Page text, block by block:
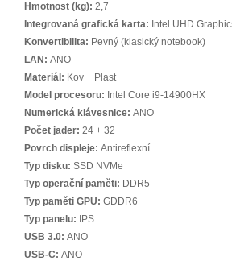
Hmotnost (kg): 2,7
Integrovaná grafická karta: Intel UHD
Konvertibilita: Pevný (klasický notebook)
LAN: ANO
Materiál: Kov + Plast
Model procesoru: Intel Core i9-14900HX
Numerická klávesnice: ANO
Počet jader: 24 + 32
Povrch displeje: Antireflexní
Typ disku: SSD NVMe
Typ operační paměti: DDR5
Typ paměti GPU: GDDR6
Typ panelu:
IPS
USB 3.0: ANO
USB-C: ANO